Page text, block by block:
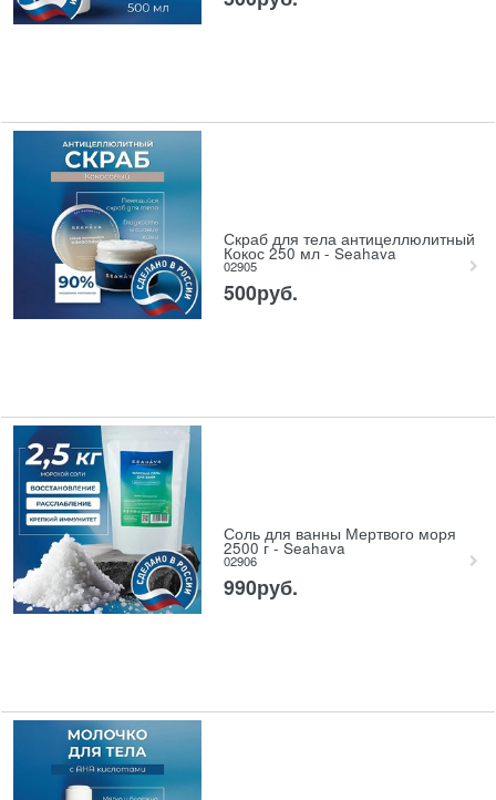
Скраб для тела антицеллюлитный
Кокос 250 мл - Seahava
02905
500руб.
Соль для ванны Мертвого моря
2500 г - Seahava
02906
990руб.